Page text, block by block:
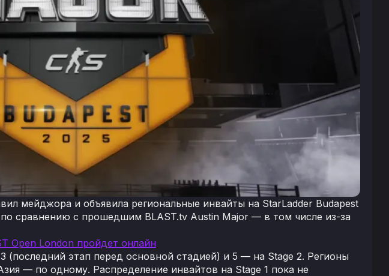
мейджора и объявила региональные инвайты на StarLadder Budapest
сравнению с прошедшим BLAST.tv Austin Major — в том числе из-за
Open London пройдет онлайн
(последний этап перед основной стадией) и 5 — на Stage 2. Регионы
— по одному. Распределение инвайтов на Stage 1 пока не